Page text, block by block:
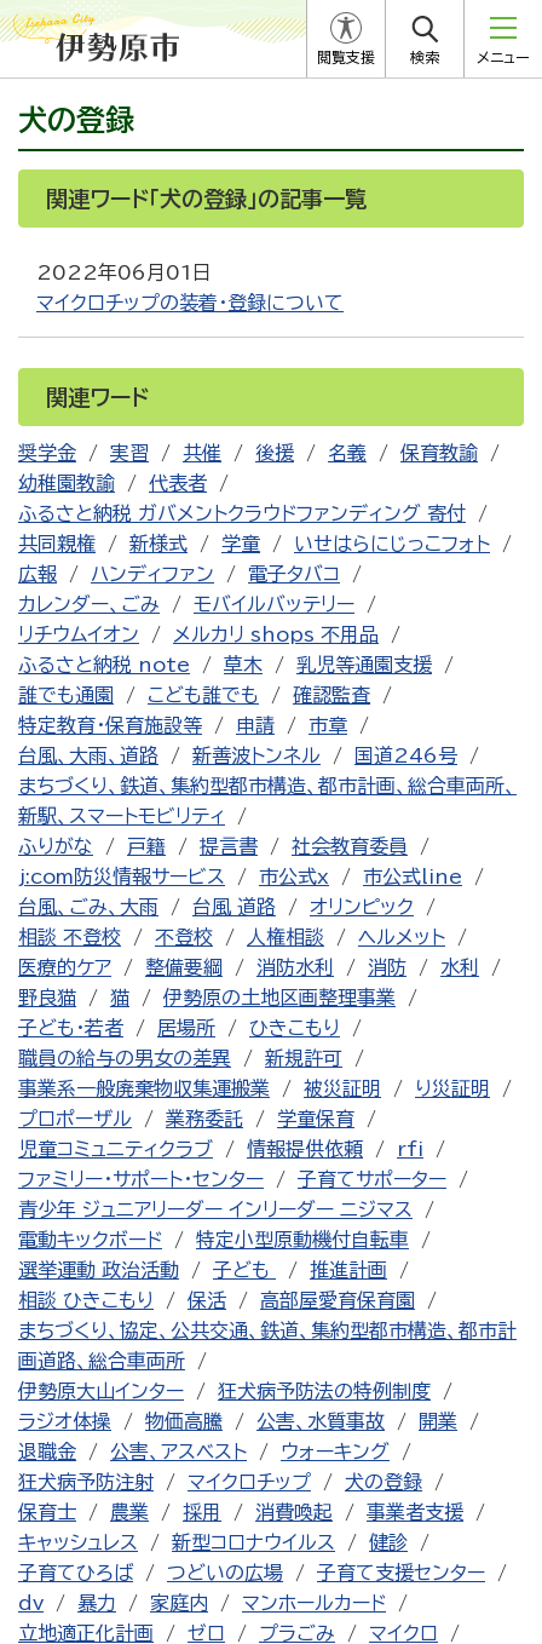
閲覧支援 検索 メニュー
犬の登録
関連ワード「犬の登録」の記事一覧
2022年06月01日
マイクロチップの装着・登録について
関連ワード
奨学金 実習 共催 後援 名義
保育教諭
幼稚園教諭
代表者
ふるさと納税 ガバメントクラウドファンディング 寄付
共同親権
新様式 学童
いせはらにじっこフォト
広報
ハンディファン
電子タバコ
カレンダー、ごみ
モバイルバッテリー
リチウムイオン
メルカリ shops 不用品
ふるさと納税 note
草木
乳児等通園支援
誰でも通園
こども誰でも
確認監査
特定教育・保育施設等
申請
市章
台風、大雨、道路
新善波トンネル
国道246号
まちづくり、鉄道、集約型都市構造、都市計画、総合車両所、
新駅、スマートモビリティ
ふりがな
戸籍 提言書
社会教育委員
j:com防災情報サービス
市公式x
市公式line
台風、ごみ、大雨
台風 道路
オリンピック
相談 不登校
不登校 人権相談
ヘルメット
医療的ケア
整備要綱 消防水利 消防
水利
野良猫
猫
伊勢原の土地区画整理事業
子ども・若者
居場所
ひきこもり
職員の給与の男女の差異
新規許可
事業系一般廃棄物収集運搬業
被災証明
り災証明
プロポーザル
業務委託
学童保育
児童コミュニティクラブ
情報提供依頼
rfi
ファミリー・サポート・センター
子育てサポーター
青少年 ジュニアリーダー インリーダー ニジマス
電動キックボード
特定小型原動機付自転車
選挙運動 政治活動
子ども
推進計画
相談 ひきこもり
保活
高部屋愛育保育園
まちづくり、協定、公共交通、鉄道、集約型都市構造、都市計
画道路、総合車両所
伊勢原大山インター
狂犬病予防法の特例制度
ラジオ体操
物価高騰 公害、水質事故
開業
退職金
公害、アスベスト
ウォーキング
狂犬病予防注射
マイクロチップ
犬の登録
保育士
農業 採用 消費喚起
事業者支援
キャッシュレス
新型コロナウイルス
健診
子育てひろば
つどいの広場
子育て支援センター
dv
暴力 家庭内
マンホールカード
立地適正化計画
ゼロ プラごみ
マイクロ